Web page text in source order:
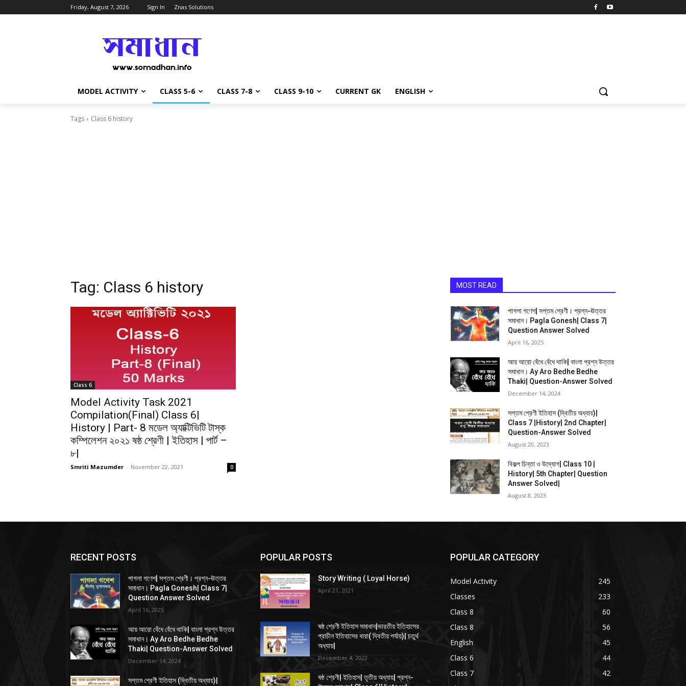
Friday, August 7, 2026 Sign In Znas Solutions
MODEL ACTIVITY CLASS 5-6 CLASS 7-8 CLASS 9-10 CURRENT GK ENGLISH
Tags Class 6 history
Tag: Class 6 history
Class 6
Model Activity Task 2021
Compilation(Final) Class 6|
History | Part- 8 মডেল অ্যাক্টিভিটি টাস্ক
কম্পিলেশন ২০২১ ষষ্ঠ শ্রেণী | ইতিহাস | পার্ট –
৮|
Smriti Mazumder - November 22, 2021 0
MOST READ
পাগলা গণেশ| সপ্তম শ্রেণী। প্রশ্ন-ঊত্তর
সমাধান। Pagla Gonesh| Class 7|
Question Answer Solved
April 16, 2025
আয় আরো বেঁধে বেঁধে থাকি| বাংলা প্রশ্ন উত্তর
সমাধান। Ay Aro Bedhe Bedhe
Thaki| Question-Answer Solved
December 14, 2024
সপ্তম শ্রেণী ইতিহাস (দ্বিতীয় অধ্যায়)|
Class 7 |History| 2nd Chapter|
Question-Answer Solved
August 20, 2023
বিকল্প চিন্তা ও উদ্যোগ| Class 10 |
History| 5th Chapter| Question
Answer Solved|
August 8, 2023
RECENT POSTS
পাগলা গণেশ| সপ্তম শ্রেণী। প্রশ্ন-ঊত্তর
সমাধান। Pagla Gonesh| Class 7|
Question Answer Solved
April 16, 2025
আয় আরো বেঁধে বেঁধে থাকি| বাংলা প্রশ্ন উত্তর
সমাধান। Ay Aro Bedhe Bedhe
Thaki| Question-Answer Solved
December 14, 2024
সপ্তম শ্রেণী ইতিহাস (দ্বিতীয় অধ্যায়)|
POPULAR POSTS
Story Writing ( Loyal Horse)
April 21, 2021
ষষ্ঠ শ্রেণী ইতিহাস সমাধান|ভারতীয় ইতিহাসের
প্রাচীন ইতিহাসের ধারা( দ্বিতীয় পর্যায়)| চতুর্থ
অধ্যায়|
December 4, 2022
ষষ্ঠ শ্রেণী| ইতিহাস| তৃতীয় অধ্যায়| প্রশ্ন-
POPULAR CATEGORY
Model Activity
245
Classes
233
Class 8
60
Class 8
56
English
45
Class 6
44
Class 7
42